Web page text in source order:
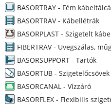
BASORTRAY - Fém
BASORTRAV - Kábellétrák
BASORPLAST - Szigetelt
FIBERTRAV - Üvegszálas,
BASORSUPPORT - Tartók
BASORTUB -
BASORCANAL - Vízzáró
BASORFLEX - Flexibilis